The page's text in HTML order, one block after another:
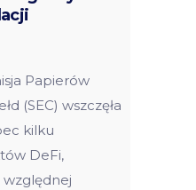
Papierów
(SEC) wszczęła
kilku
DeFi,
względnej